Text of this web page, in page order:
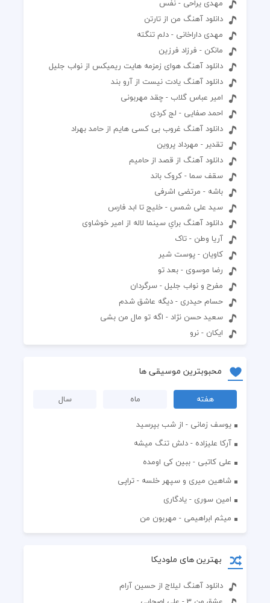
مهدی یراحی - نفس
دانلود آهنگ من از تارتن
مهدی داراخانی - دلم تنگته
مانکن - فرزاد فرزین
دانلود آهنگ هوای زمزمه هایت ریمیکس از نواب جلیل
دانلود آهنگ یادت نیست از آرو بند
امیر عباس گلاب - چقد مهربونی‌
احمد صفایی - لج کردی
دانلود آهنگ غروب بی کسی هایم از حامد بهراد
تقدیر - مهرداد پروین
دانلود آهنگ از قصد از حامیم
سقف سما - کروک باند
باشه - مرتضی اشرفی
سید علی شمس - خلیج تا ابد فارس
دانلود آهنگ برایِ سینما لاله از امیر خوشاوی
آریا وطن - تاک
کاویان - پوست شیر
رضا موسوی - بعد تو
مفرح و نواب جلیل - سرگردان
حسام حیدری - دیگه عاشق شدم‬
سعید حسن نژاد - اگه تو مال من بشی
ایکان - نرو
محبوبترین موسیقی ها
هفته ماه
سال
یوسف زمانی - از شب بپرسید
آرکا علیزاده - دلش تنگ میشه
علی کاتبی - ببین کی اومده
شاهین میری و سپهر خلسه - تراپی
امین سوری - یادگاری
میثم ابراهیمی - مهربون من
بهترین های ملودیکا
دانلود آهنگ لیلاج از حسین آرام